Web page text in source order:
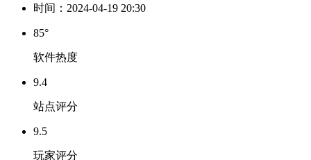
时间： 2024-04-19 20:30
85°
软件热度
9.4
站点评分
9.5
玩家评分